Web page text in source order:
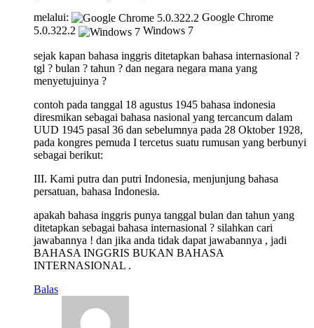
melalui:
Google Chrome
5.0.322.2
Windows 7
sejak kapan bahasa inggris ditetapkan bahasa internasional ?
tgl ? bulan ? tahun ? dan negara negara mana yang
menyetujuinya ?
contoh pada tanggal 18 agustus 1945 bahasa indonesia
diresmikan sebagai bahasa nasional yang tercancum dalam
UUD 1945 pasal 36 dan sebelumnya pada 28 Oktober 1928,
pada kongres pemuda I tercetus suatu rumusan yang berbunyi
sebagai berikut:
III. Kami putra dan putri Indonesia, menjunjung bahasa
persatuan, bahasa Indonesia.
apakah bahasa inggris punya tanggal bulan dan tahun yang
ditetapkan sebagai bahasa internasional ? silahkan cari
jawabannya ! dan jika anda tidak dapat jawabannya , jadi
BAHASA INGGRIS BUKAN BAHASA
INTERNASIONAL .
Balas